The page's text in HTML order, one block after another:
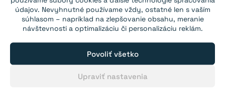
údajov. Nevyhnutné používame vždy, ostatné len s vaším
súhlasom – napríklad na zlepšovanie obsahu, meranie
návštevnosti a optimalizáciu či personalizáciu reklám.
Povoliť všetko
Upraviť nastavenia